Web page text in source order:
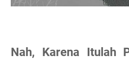
Nah, Karena Itulah